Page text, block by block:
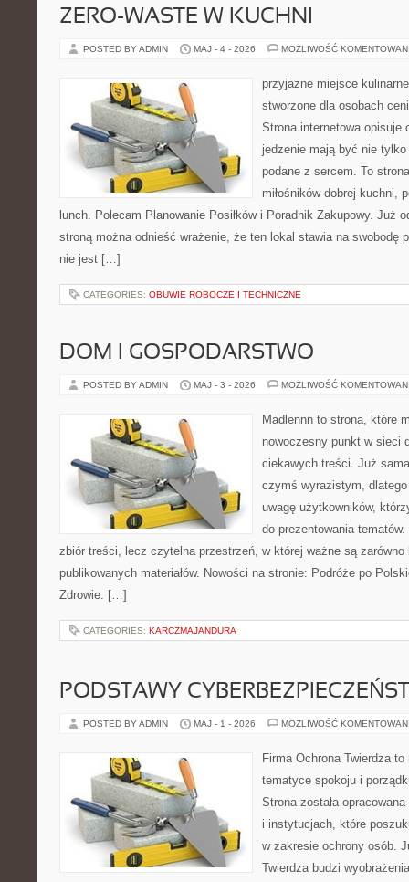
ZERO-WASTE W KUCHNI
POSTED BY ADMIN MAJ - 4 - 2026 MOŻLIWOŚĆ
przyjazne miejsce
stworzone dla osobach
Strona internetowa opisuje
jedzenie mają być nie
podane z sercem. To
miłośników dobrej kuchni,
lunch. Polecam Planowanie Posiłków i Poradnik Zakupowy. Już
stroną można odnieść wrażenie, że ten lokal stawia na swobodę
nie jest […]
CATEGORIES: OBUWIE ROBOCZE I TECHNICZNE
DOM I GOSPODARSTWO
POSTED BY ADMIN MAJ - 3 - 2026 MOŻLIWOŚĆ
Madlennn to strona, które
nowoczesny punkt w sieci
ciekawych treści. Już
czymś wyrazistym,
uwagę użytkowników,
do prezentowania
zbiór treści, lecz czytelna przestrzeń, w której ważne są
publikowanych materiałów. Nowości na stronie: Podróże po
Zdrowie. […]
CATEGORIES: KARCZMAJANDURA
PODSTAWY
POSTED BY ADMIN MAJ - 1 - 2026 MOŻLIWOŚĆ
Firma Ochrona Twierdza
tematyce spokoju i
Strona została
i instytucjach, które
w zakresie ochrony osób.
Twierdza budzi